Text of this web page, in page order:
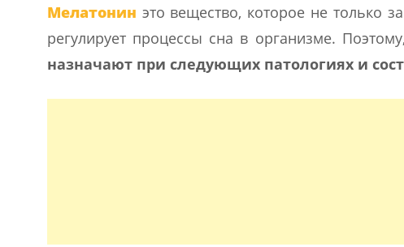
Мелатонин это вещество, которое не только
регулирует процессы сна в организме.
назначают при следующих патологиях и